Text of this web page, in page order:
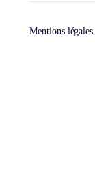
Mentions